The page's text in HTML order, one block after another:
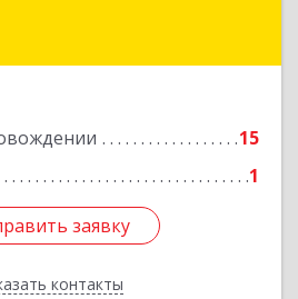
15
1
заявку
контакты
край, Северская ст-ца,
заявку
Назад